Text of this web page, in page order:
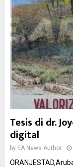
Tesis di dr.
digital
by EA News Author